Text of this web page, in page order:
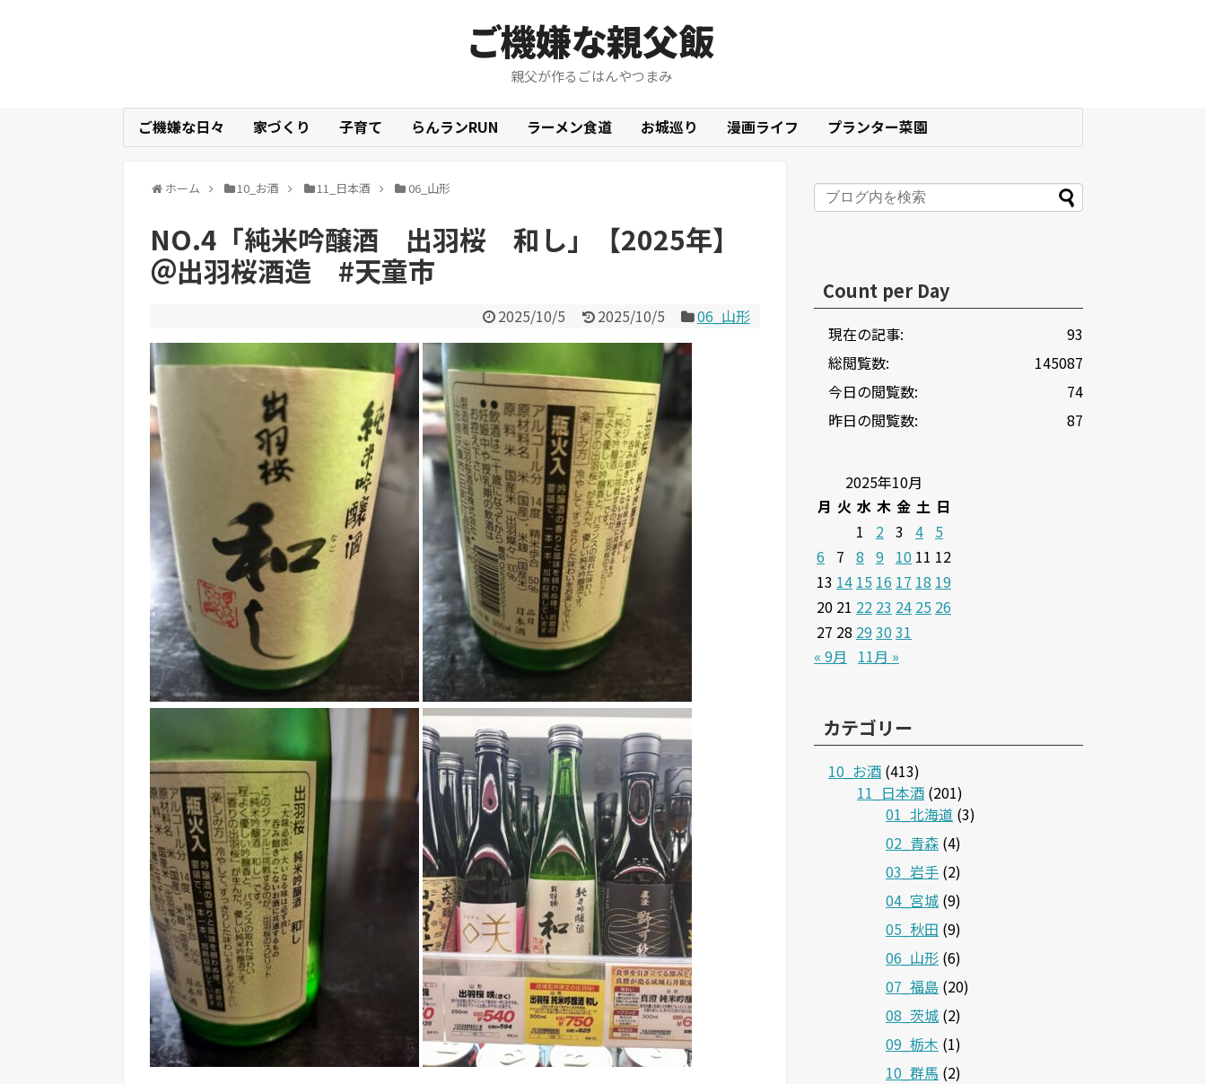
ご機嫌な親父飯
親父が作るごはんやつまみ
ご機嫌な日々 家づくり 子育て らんランRUN ラーメン食道 お城巡り 漫画ライフ プランター菜園
ホーム 10_お酒 11_日本酒 06_山形
NO.4「純米吟醸酒 出羽桜 和し」【2025年】
＠出羽桜酒造 #天童市
2025/10/5 2025/10/5 06_山形
Count per Day
93
現在の記事:
145087
総閲覧数:
74
今日の閲覧数:
87
昨日の閲覧数:
2025年10月
月 火 水 木 金 土 日
1
2 3 4 5
6
7 8 9 10 11 12
13 14 15 16 17 18 19
20 21 22 23 24 25 26
27 28 293031
« 9月
11月 »
カテゴリー
10_お酒 (413)
11_日本酒 (201)
01_北海道 (3)
02_青森 (4)
03_岩手 (2)
04_宮城 (9)
05_秋田 (9)
06_山形 (6)
07_福島 (20)
08_茨城 (2)
09_栃木 (1)
10_群馬 (2)